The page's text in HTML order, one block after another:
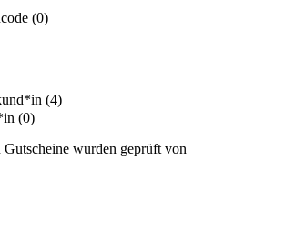
(0)
(4)
(0)
Gutscheine wurden geprüft von